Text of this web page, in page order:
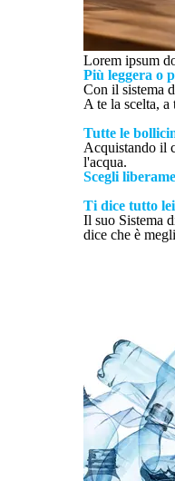
Lorem ipsum
Più leggera o
Con il sistema
A te la scelta,
Tutte le
Acquistando il
l'acqua.
Scegli
Ti dice tutto lei
Il suo Sistema
dice che è